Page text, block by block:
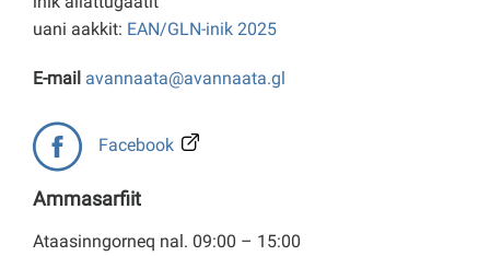
uani aakkit: EAN/GLN-inik 2025
E-mail avannaata@avannaata.gl
Facebook
Ammasarfiit
Ataasinngorneq nal. 09:00 – 15:00